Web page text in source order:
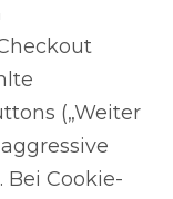
(„Weiter
Cookie-